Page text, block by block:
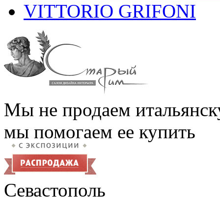
VITTORIO GRIFONI
Мы не продаем
мы помогаем ее купить
Севастополь